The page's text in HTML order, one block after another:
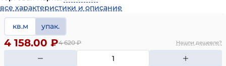
все характеристики и описание
кв.м упак.
4 620₽
4 158.00 ₽ Нашли дешевле?